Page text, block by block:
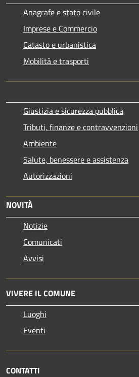
Anagrafe e stato civile
Imprese e Commercio
Catasto e urbanistica
Mobilità e trasporti
Giustizia e sicurezza pubblica
Tributi, finanze e contravvenzioni
Ambiente
Salute, benessere e assistenza
Autorizzazioni
NOVITÀ
Notizie
Comunicati
Avvisi
VIVERE IL COMUNE
Luoghi
Eventi
CONTATTI